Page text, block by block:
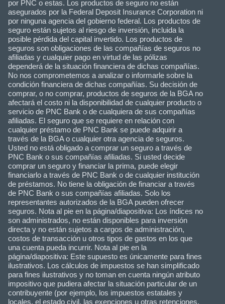
por PNC o estas. Los productos de seguro no están
asegurados por la Federal Deposit Insurance Corporation ni
por ninguna agencia del gobierno federal. Los productos de
seguro están sujetos al riesgo de inversión, incluida la
posible pérdida del capital invertido. Los productos de
seguros son obligaciones de las compañías de seguros no
afiliadas y cualquier pago en virtud de las pólizas
dependerá de la situación financiera de dichas compañías.
No nos comprometemos a analizar o informarle sobre la
condición financiera de dichas compañías. Su decisión de
comprar, o no comprar, productos de seguros de la BGA no
afectará el costo ni la disponibilidad de cualquier producto o
servicio de PNC Bank o de cualquiera de sus compañías
afiliadas. El seguro que se requiere en relación con
cualquier préstamo de PNC Bank se puede adquirir a
través de la BGA o cualquier otra agencia de seguros.
Usted no está obligado a comprar un seguro a través de
PNC Bank o sus compañías afiliadas. Si usted decide
comprar un seguro y financiar la prima, puede elegir
financiarlo a través de PNC Bank o de cualquier institución
de préstamos. No tiene la obligación de financiar a través
de PNC Bank o sus compañías afiliadas. Solo los
representantes autorizados de la BGA pueden ofrecer
seguros. Nota al pie en la página/diapositiva: Los índices no
son administrados, no están disponibles para inversión
directa y no están sujetos a cargos de administración,
costos de transacción u otros tipos de gastos en los que
una cuenta pueda incurrir. Nota al pie en la
página/diapositiva: Este supuesto es únicamente para fines
ilustrativos. Los cálculos de impuestos se han simplificado
para fines ilustrativos y no toman en cuenta ningún atributo
impositivo que pudiera afectar la situación particular de un
contribuyente (por ejemplo, los impuestos estatales y
locales, el estado civil, las exenciones u otras retenciones,